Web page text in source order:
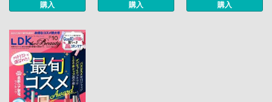
購入 購入 購入